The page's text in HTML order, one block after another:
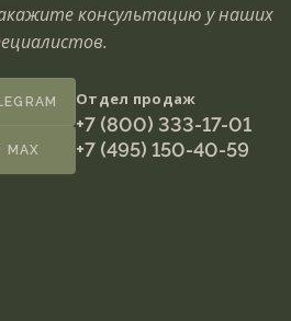
консультацию у наших
Отдел продаж
+7 (800) 333-17-01
+7 (495) 150-40-59